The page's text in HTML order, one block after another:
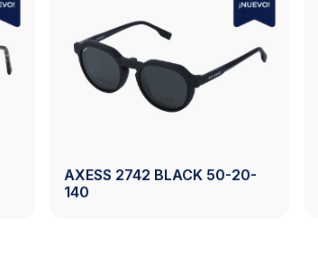
AXESS 2742 BLACK 50-20-
140